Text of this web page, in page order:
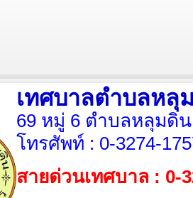
เทศบาลตำบลหลุ
69 หมู่ 6 ตำบลหลุมดิน
โทรศัพท์ : 0-3274-
สายด่วนเทศบาล : 0-